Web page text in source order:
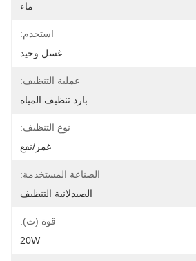
ماء
استخدم:
غسل وحيد
عملية التنظيف:
بارد تنظيف المياه
نوع التنظيف:
غمر/نقع
الصناعة المستخدمة:
الصيدلانية التنظيف
قوة (ث):
20W